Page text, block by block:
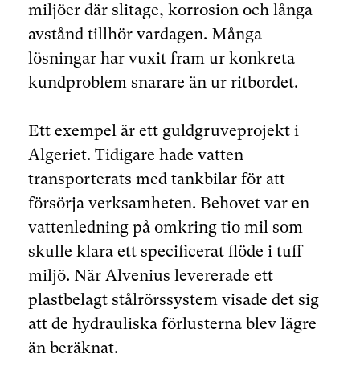
miljöer där slitage, korrosion och långa
avstånd tillhör vardagen. Många
lösningar har vuxit fram ur konkreta
kundproblem snarare än ur ritbordet.
Ett exempel är ett guldgruveprojekt i
Algeriet. Tidigare hade vatten
transporterats med tankbilar för att
försörja verksamheten. Behovet var en
vattenledning på omkring tio mil som
skulle klara ett specificerat flöde i tuff
miljö. När Alvenius levererade ett
plastbelagt stålrörssystem visade det sig
att de hydrauliska förlusterna blev lägre
än beräknat.